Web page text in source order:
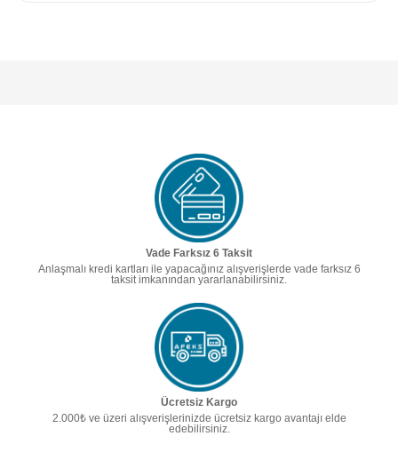
Vade Farksız 6 Taksit
Anlaşmalı kredi kartları ile yapacağınız alışverişlerde vade farksız 6
taksit imkanından yararlanabilirsiniz.
Ücretsiz Kargo
2.000₺ ve üzeri alışverişlerinizde ücretsiz kargo avantajı elde
edebilirsiniz.